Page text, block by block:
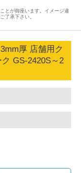
とが御座います。イメージ違
了承下さい。
厚 店舗用ク
GS-2420S～2